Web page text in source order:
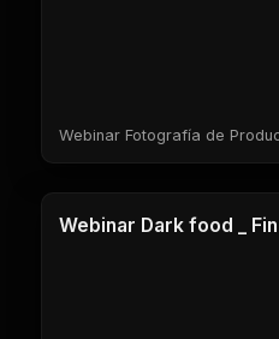
Webinar Fotografía de